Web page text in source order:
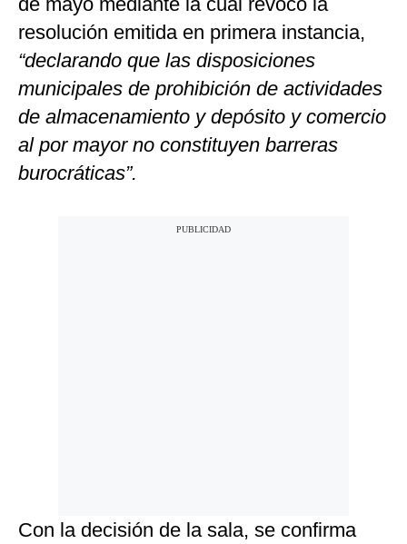
resolución emitida en primera instancia,
“declarando que las disposiciones
municipales de prohibición de actividades
de almacenamiento y depósito y comercio
al por mayor no constituyen barreras
burocráticas”.
Con la decisión de la sala, se confirma